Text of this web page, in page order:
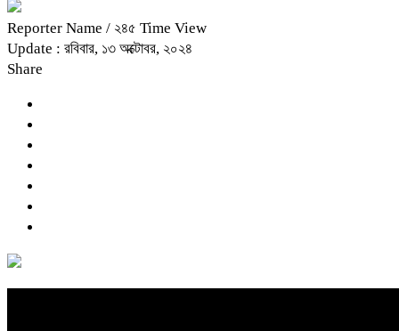
Reporter Name / ২৪৫ Time View
Update : রবিবার, ১৩ অক্টোবর, ২০২৪
Share